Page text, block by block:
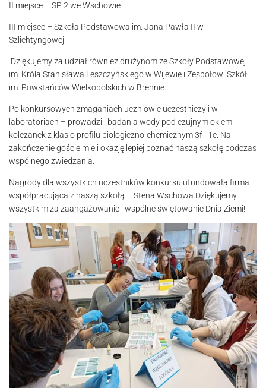
II miejsce – SP 2 we Wschowie
III miejsce – Szkoła Podstawowa im. Jana Pawła II w
Szlichtyngowej
Dziękujemy za udział również drużynom ze Szkoły Podstawowej
im. Króla Stanisława Leszczyńskiego w Wijewie i Zespołowi Szkół
im. Powstańców Wielkopolskich w Brennie.
Po konkursowych zmaganiach uczniowie uczestniczyli w
laboratoriach – prowadzili badania wody pod czujnym okiem
koleżanek z klas o profilu biologiczno-chemicznym 3f i 1c. Na
zakończenie goście mieli okazję lepiej poznać naszą szkołę podczas
wspólnego zwiedzania.
Nagrody dla wszystkich uczestników konkursu ufundowała firma
współpracująca z naszą szkołą – Stena Wschowa.Dziękujemy
wszystkim za zaangażowanie i wspólne świętowanie Dnia Ziemi!